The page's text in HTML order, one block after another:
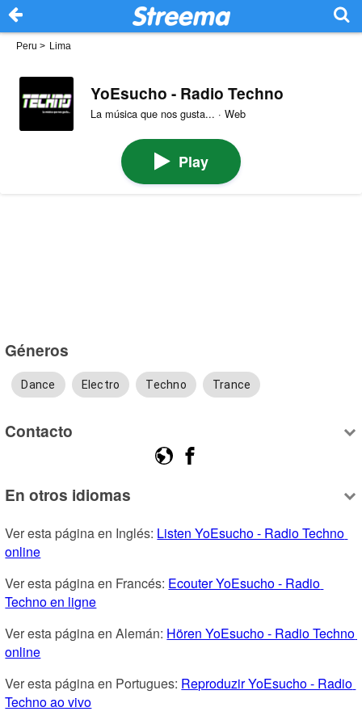
Peru > Lima
YoEsucho - Radio Techno
La música que nos gusta... · Web
Play
Géneros
Dance Electro Techno Trance
Contacto
En otros idiomas
Ver esta página en Inglés: Listen YoEsucho - Radio Techno
online
Ver esta página en Francés: Ecouter YoEsucho - Radio
Techno en ligne
Ver esta página en Alemán: Hören YoEsucho - Radio Techno
online
Ver esta página en Portugues: Reproduzir YoEsucho - Radio
Techno ao vivo